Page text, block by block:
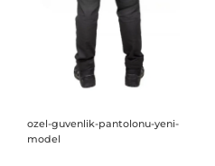
ozel-guvenlik-pantolonu-yeni-
model